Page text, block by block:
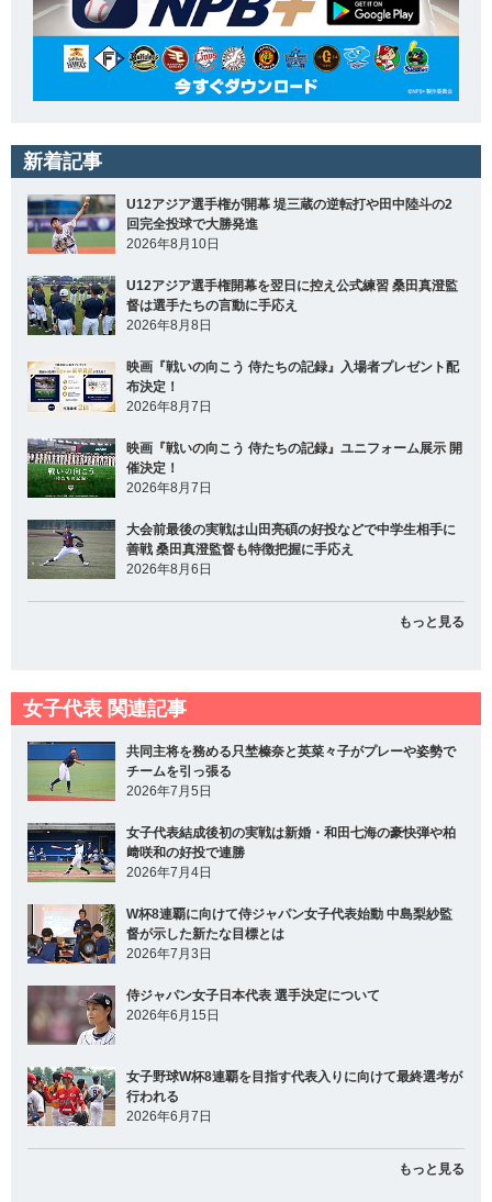
新着記事
U12アジア選手権が開幕 堤三蔵の逆転打や田中陸斗の2
回完全投球で大勝発進
2026年8月10日
U12アジア選手権開幕を翌日に控え公式練習 桑田真澄監
督は選手たちの言動に手応え
2026年8月8日
映画『戦いの向こう 侍たちの記録』入場者プレゼント配
布決定！
2026年8月7日
映画『戦いの向こう 侍たちの記録』ユニフォーム展示 開
催決定！
2026年8月7日
大会前最後の実戦は山田亮碩の好投などで中学生相手に
善戦 桑田真澄監督も特徴把握に手応え
2026年8月6日
もっと見る
女子代表 関連記事
共同主将を務める只埜榛奈と英菜々子がプレーや姿勢で
チームを引っ張る
2026年7月5日
女子代表結成後初の実戦は新婚・和田七海の豪快弾や柏
﨑咲和の好投で連勝
2026年7月4日
W杯8連覇に向けて侍ジャパン女子代表始動 中島梨紗監
督が示した新たな目標とは
2026年7月3日
侍ジャパン女子日本代表 選手決定について
2026年6月15日
女子野球W杯8連覇を目指す代表入りに向けて最終選考が
行われる
2026年6月7日
もっと見る